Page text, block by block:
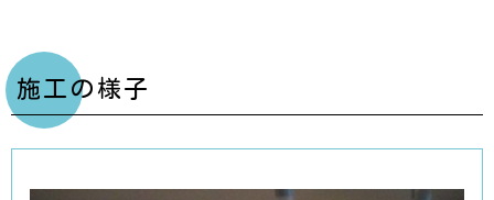
施工の様子